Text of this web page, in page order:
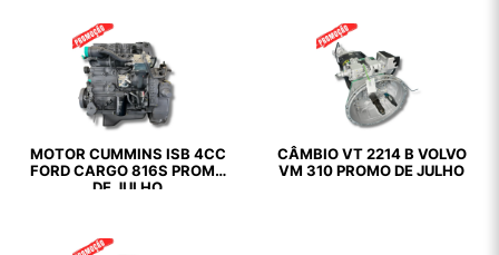
MOTOR CUMMINS ISB 4CC
FORD CARGO 816S PROMO
DE JULHO
CÂMBIO VT 2214 B VOLVO
VM 310 PROMO DE JULHO